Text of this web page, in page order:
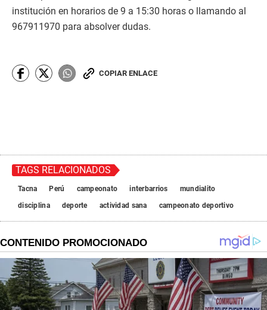
institución en horarios de 9 a 15:30 horas o llamando al
967911970 para absolver dudas.
COPIAR ENLACE
TAGS RELACIONADOS
Tacna Perú campeonato interbarrios
mundialito
disciplina
deporte actividad sana campeonato deportivo